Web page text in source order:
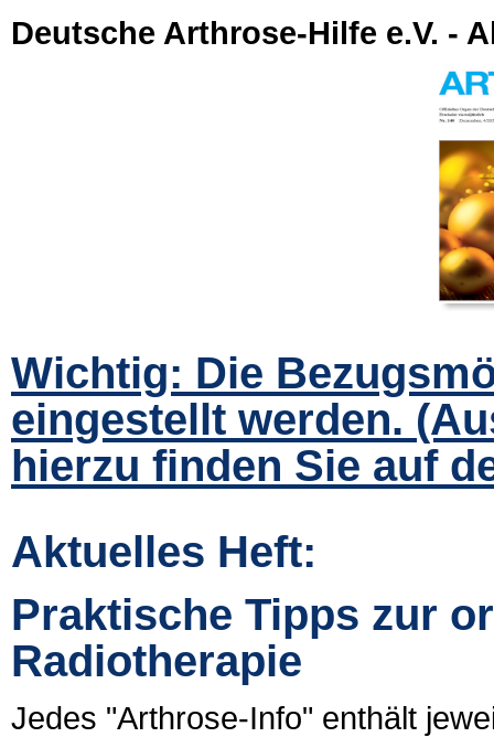
Deutsche Arthrose-Hilfe e.V. -
Wichtig: Die
eingestellt werden.
hierzu finden Sie auf
Aktuelles Heft:
Praktische Tipps zur
Radiotherapie
Jedes "Arthrose-Info" enthält